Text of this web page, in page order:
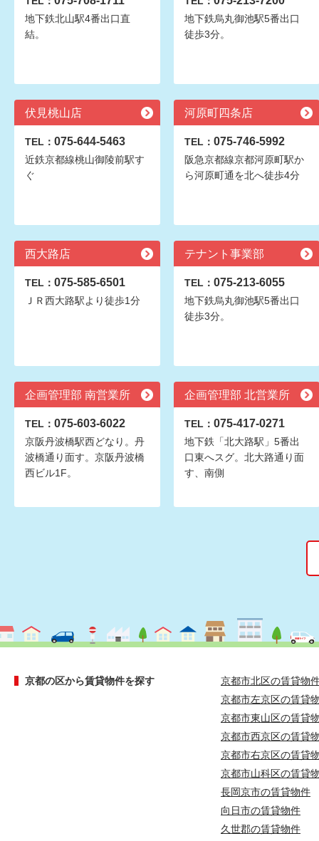
地下鉄北山駅4番出口直
結。
地下鉄烏丸御池駅5番出口
徒歩3分。
伏見桃山店
TEL： 075-644-5463
近鉄京都線桃山御陵前駅す
ぐ
河原町四条店
TEL： 075-746-5992
阪急京都線京都河原町駅か
ら河原町通を北へ徒歩4分
西大路店
TEL： 075-585-6501
ＪＲ西大路駅より徒歩1分
テナント事業部
TEL： 075-213-6055
地下鉄烏丸御池駅5番出口
徒歩3分。
企画管理部 南営業所
TEL： 075-603-6022
京阪丹波橋駅西どなり。丹
波橋通り面す。京阪丹波橋
西ビル1F。
企画管理部 北営業所
TEL： 075-417-0271
地下鉄「北大路駅」5番出
口東へスグ。北大路通り面
す、南側
京都の区から賃貸物件を探す
京都市北区の賃貸物
京都市左京区の賃貸
京都市東山区の賃貸
京都市西京区の賃貸
京都市右京区の賃貸
京都市山科区の賃貸
長岡京市の賃貸物件
向日市の賃貸物件
久世郡の賃貸物件